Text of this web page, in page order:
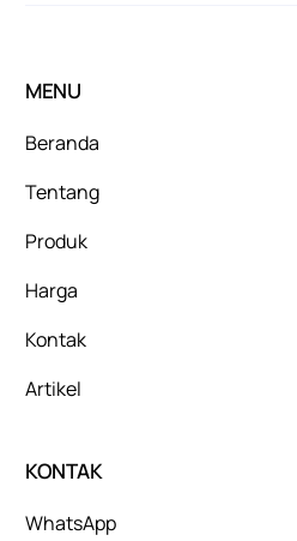
MENU
Beranda
Tentang
Produk
Harga
Kontak
Artikel
KONTAK
WhatsApp